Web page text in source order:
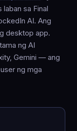
sa Final
AI. Ang
desktop app.
ng AI
Gemini — ang
ng mga